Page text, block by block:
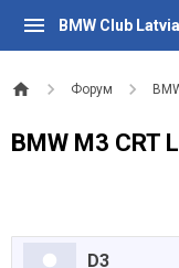
BMW Club Latvia
Форум
BMW M3 CRT
D3